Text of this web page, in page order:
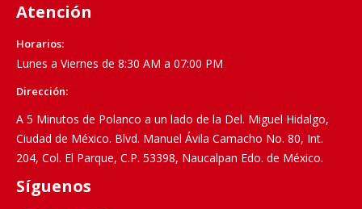
Atención
Horarios:
Lunes a Viernes de 8:30 AM a 07:00 PM
Dirección:
A 5 Minutos de Polanco a un lado de la Del. Miguel Hidalgo,
Ciudad de México. Blvd. Manuel Ávila Camacho No. 80, Int.
204, Col. El Parque, C.P. 53398, Naucalpan Edo. de México.
Síguenos